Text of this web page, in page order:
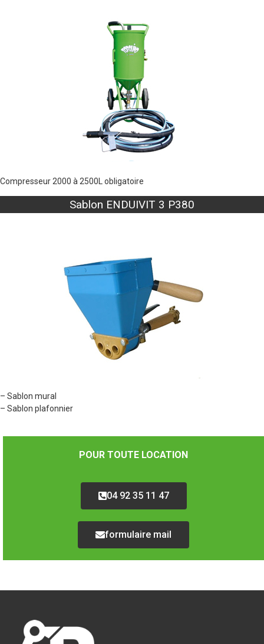
Compresseur 2000 à 2500L obligatoire
Sablon ENDUIVIT 3 P380
– Sablon mural
– Sablon plafonnier
POUR TOUTE LOCATION
04 92 35 11 47
formulaire mail